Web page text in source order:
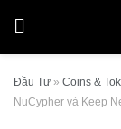
Đầu Tư » Coins &
NuCypher và Keep